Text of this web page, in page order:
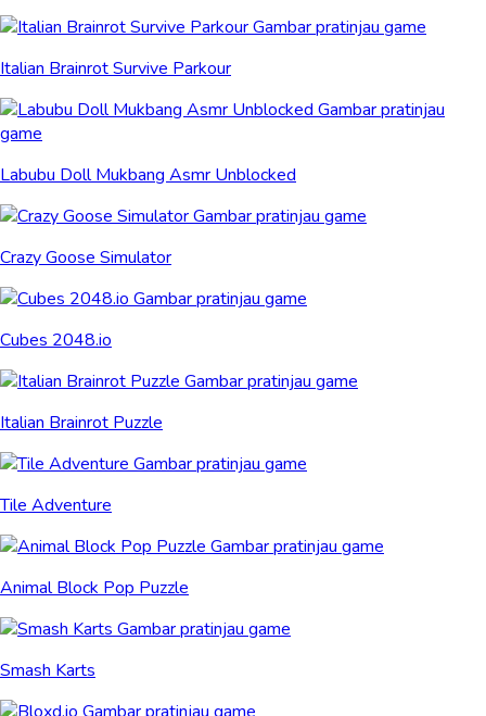
Italian Brainrot Survive Parkour
Labubu Doll Mukbang Asmr Unblocked
Crazy Goose Simulator
Cubes 2048.io
Italian Brainrot Puzzle
Tile Adventure
Animal Block Pop Puzzle
Smash Karts